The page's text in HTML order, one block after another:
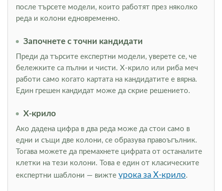
после търсете модели, които работят през няколко
реда и колони едновременно.
Започнете с точни кандидати
Преди да търсите експертни модели, уверете се, че
бележките са пълни и чисти. Х-крило или риба меч
работи само когато картата на кандидатите е вярна.
Един грешен кандидат може да скрие решението.
Х-крило
Ако дадена цифра в два реда може да стои само в
едни и същи две колони, се образува правоъгълник.
Тогава можете да премахнете цифрата от останалите
клетки на тези колони. Това е един от класическите
експертни шаблони — вижте урока за Х-крило.